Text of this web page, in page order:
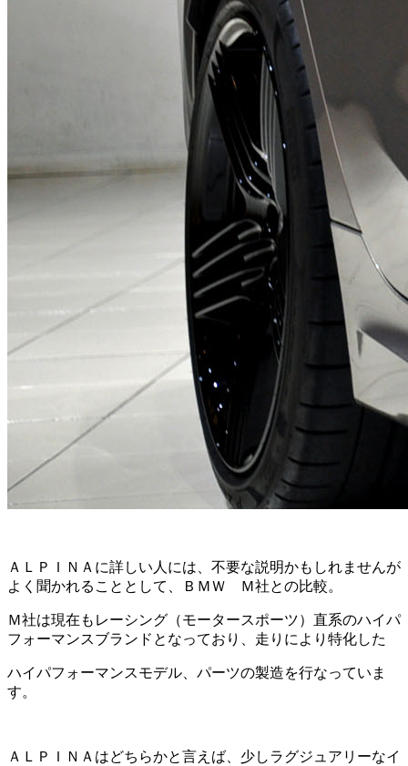
ＡＬＰＩＮＡに詳しい人には、不要な説明かもしれませんが
よく聞かれることとして、ＢＭＷ Ｍ社との比較。
Ｍ社は現在もレーシング（モータースポーツ）直系のハイパ
フォーマンスブランドとなっており、走りにより特化した
ハイパフォーマンスモデル、パーツの製造を行なっていま
す。
ＡＬＰＩＮＡはどちらかと言えば、少しラグジュアリーなイ